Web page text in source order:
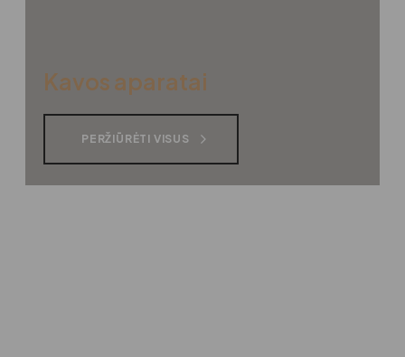
Kavos aparatai
PERŽIŪRĖTI VISUS